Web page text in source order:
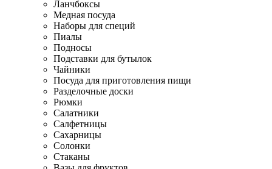
Ланчбоксы
Медная посуда
Наборы для специй
Пиалы
Подносы
Подставки для бутылок
Чайники
Посуда для приготовления пищи
Разделочные доски
Рюмки
Салатники
Салфетницы
Сахарницы
Солонки
Стаканы